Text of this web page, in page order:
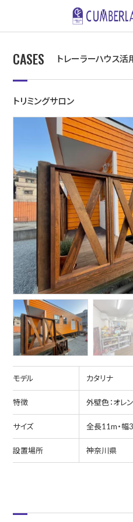
CASES トレーラーハウス活
トリミングサロン
モデル カタリナ
特徴 外壁色：オレ
サイズ 全長11m・幅
設置場所 神奈川県